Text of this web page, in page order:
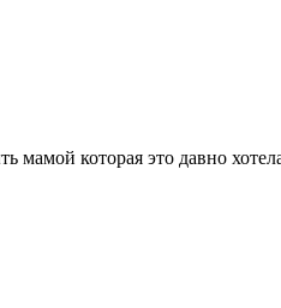
мамой которая это давно